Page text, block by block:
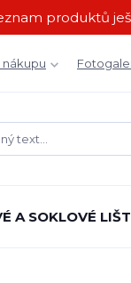
produktů
nákupu
A SOKLOVÉ